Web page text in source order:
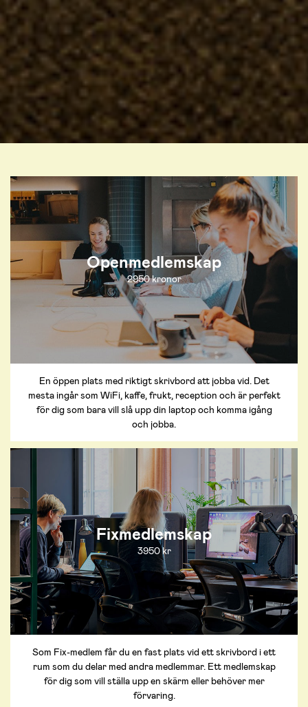
Openmedlemskap
2950 kronor
En öppen plats med riktigt skrivbord att jobba vid. Det
mesta ingår som WiFi, kaffe, frukt, reception och är perfekt
för dig som bara vill slå upp din laptop och komma igång
och jobba.
Fixmedlemskap
3950 kr
Som Fix-medlem får du en fast plats vid ett skrivbord i ett
rum som du delar med andra medlemmar. Ett medlemskap
för dig som vill ställa upp en skärm eller behöver mer
förvaring.